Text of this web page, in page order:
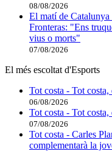
08/08/2026
El matí de
Fronteras: "Ens
vius o morts"
07/08/2026
El més escoltat d'Esports
Tot costa - Tot
06/08/2026
Tot costa - Tot
07/08/2026
Tot costa - Carles
complementarà la